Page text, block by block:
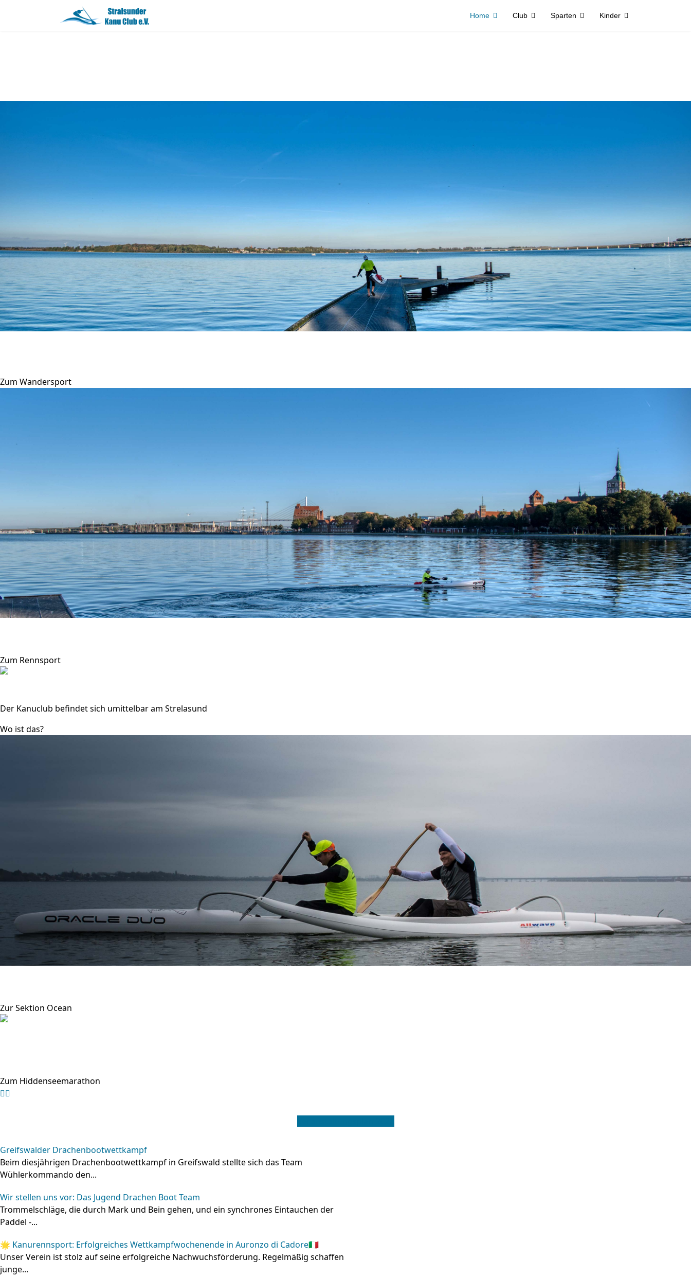
Home Club Sparten Kinder
Zum Wandersport
Zum Rennsport
Der Kanuclub befindet sich umittelbar am Strelasund
Wo ist das?
Zur Sektion Ocean
Zum Hiddenseemarathon
Greifswalder Drachenbootwettkampf
Beim diesjährigen Drachenbootwettkampf in Greifswald stellte sich das Team
Wühlerkommando den...
Wir stellen uns vor: Das Jugend Drachen Boot Team
Trommelschläge, die durch Mark und Bein gehen, und ein synchrones Eintauchen der
Paddel -...
🌟 Kanurennsport: Erfolgreiches Wettkampfwochenende in Auronzo di Cadore🇮🇹
Unser Verein ist stolz auf seine erfolgreiche Nachwuchsförderung. Regelmäßig schaffen
junge...